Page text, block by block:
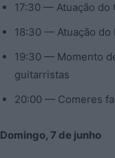
17:30 — Atuação do
18:30 — Atuação do
19:30 — Momento
guitarristas
20:00 — Comeres
Domingo, 7 de junho